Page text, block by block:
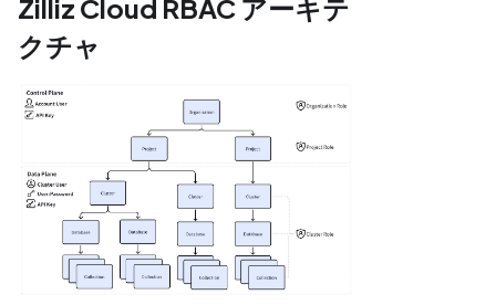
Zilliz Cloud RBAC アーキテ
クチャ